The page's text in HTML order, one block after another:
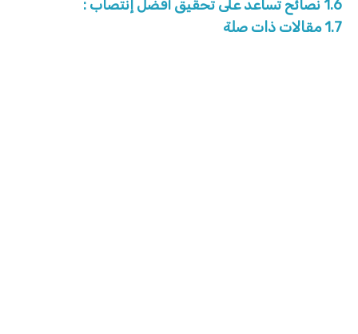
1.6 نصائح تساعد على تحقيق أفضل إنتصاب :
1.7 مقالات ذات صلة